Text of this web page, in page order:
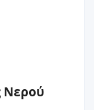
Νερού